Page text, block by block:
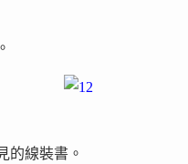
的線裝書。